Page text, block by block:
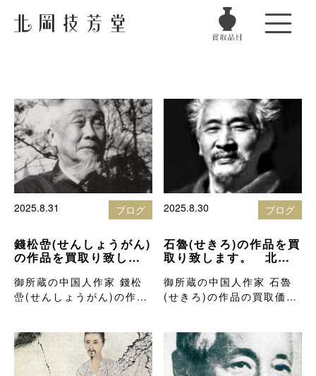
2025.8.31 ブログ
錢松嵒(せんしょうがん)
の作品を買取り致しま
董品買取りブログ
御所蔵の中国人作家 錢松
嵒(せんしょうがん)の作品
2025.8.30 ブログ
石魯(せきろ)の作品を買
取り致します。 北岡
ブログ
御所蔵の中国人作家 石魯
(せきろ)の作品の買取価格